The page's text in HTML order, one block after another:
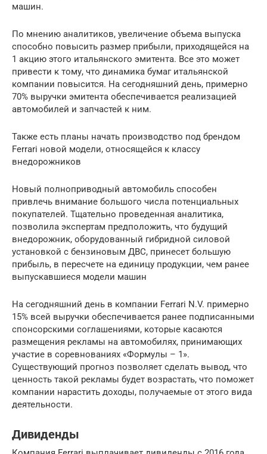
машин.
По мнению аналитиков, увеличение объема выпуска
способно повысить размер прибыли, приходящейся на
1 акцию этого итальянского эмитента. Все это может
привести к тому, что динамика бумаг итальянской
компании повысится. На сегодняшний день, примерно
70% выручки эмитента обеспечивается реализацией
автомобилей и запчастей к ним.
Также есть планы начать производство под брендом
Ferrari новой модели, относящейся к классу
внедорожников
Новый полноприводный автомобиль способен
привлечь внимание большого числа потенциальных
покупателей. Тщательно проведенная аналитика,
позволила экспертам предположить, что будущий
внедорожник, оборудованный гибридной силовой
установкой с бензиновым ДВС, принесет большую
прибыль, в пересчете на единицу продукции, чем ранее
выпускавшиеся модели машин
На сегодняшний день в компании Ferrari N.V. примерно
15% всей выручки обеспечивается ранее подписанными
спонсорскими соглашениями, которые касаются
размещения рекламы на автомобилях, принимающих
участие в соревнованиях «Формулы – 1».
Существующий прогноз позволяет сделать вывод, что
ценность такой рекламы будет возрастать, что поможет
компании нарастить доходы, получаемые от этого вида
деятельности.
Дивиденды